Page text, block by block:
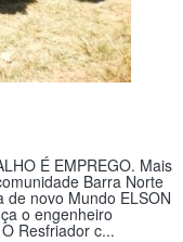
É EMPREGO. Mais
Barra Norte
novo Mundo ELSON
o engenheiro
Resfriador c...